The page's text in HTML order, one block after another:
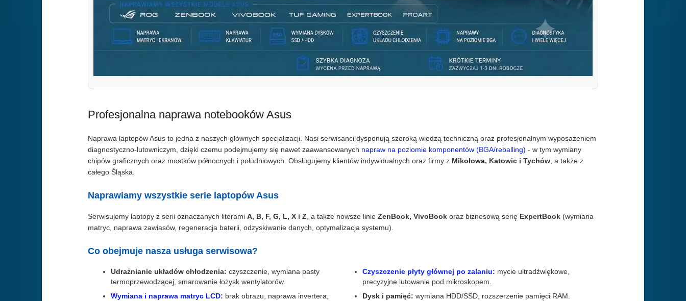
Profesjonalna naprawa notebooków Asus
Naprawa laptopów Asus to jedna z naszych głównych specjalizacji. Nasi serwisanci dysponują szeroką wiedzą techniczną oraz profesjonalnym wyposażeniem
diagnostyczno-lutowniczym, dzięki czemu podejmujemy się nawet zaawansowanych napraw na poziomie komponentów (BGA/reballing) - w tym wymiany
chipów graficznych oraz mostków północnych i południowych. Obsługujemy klientów indywidualnych oraz firmy z Mikołowa, Katowic i Tychów, a także z
całego Śląska.
Naprawiamy wszystkie serie laptopów Asus
Serwisujemy laptopy z serii oznaczanych literami A, B, F, G, L, X i Z, a także nowsze linie ZenBook, VivoBook oraz biznesową serię ExpertBook (wymiana
matryc, naprawa zawiasów, regeneracja baterii, odzyskiwanie danych, optymalizacja systemu).
Co obejmuje nasza usługa serwisowa?
Udrażnianie układów chłodzenia: czyszczenie, wymiana pasty
termoprzewodzącej, smarowanie łożysk wentylatorów.
Wymiana i naprawa matryc LCD: brak obrazu, naprawa invertera,
Czyszczenie płyty głównej po zalaniu: mycie ultradźwiękowe,
precyzyjne lutowanie pod mikroskopem.
Dysk i pamięć: wymiana HDD/SSD, rozszerzenie pamięci RAM.